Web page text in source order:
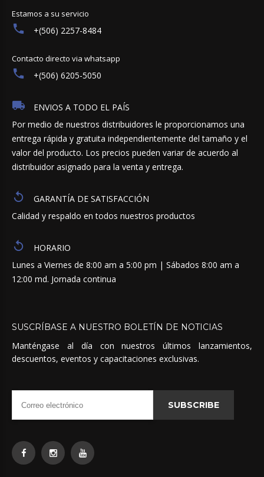
Estamos a su servicio
+(506) 2257-8484
Contacto directo via whatsapp
+(506) 6205-5050
ENVIOS A TODO EL PAÍS
Por medio de nuestros distribuidores le proporcionamos una
entrega rápida y gratuita independientemente del tamaño y el
valor del producto. Los precios pueden variar de acuerdo al
distribuidor asignado para la venta y entrega.
GARANTÍA DE SATISFACCIÓN
Calidad y respaldo en todos nuestros productos
HORARIO
Lunes a Viernes de 8:00 am a 5:00 pm | Sábados 8:00 am a
12:00 md. Jornada continua
SUSCRÍBASE A NUESTRO BOLETÍN DE NOTICIAS
Manténgase al día con nuestros últimos lanzamientos,
descuentos, eventos y capacitaciones exclusivas.
SUBSCRIBE